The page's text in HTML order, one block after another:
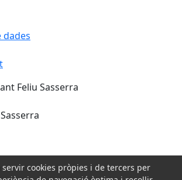
dades
Feliu Sasserra
cookies pròpies i de tercers per